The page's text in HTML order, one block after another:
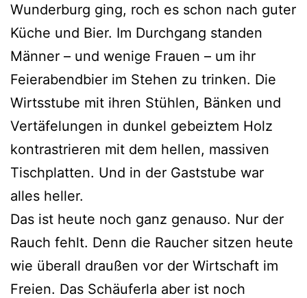
Wunderburg ging, roch es schon nach guter
Küche und Bier. Im Durchgang standen
Männer – und wenige Frauen – um ihr
Feierabendbier im Stehen zu trinken. Die
Wirtsstube mit ihren Stühlen, Bänken und
Vertäfelungen in dunkel gebeiztem Holz
kontrastrieren mit dem hellen, massiven
Tischplatten. Und in der Gaststube war
alles heller.
Das ist heute noch ganz genauso. Nur der
Rauch fehlt. Denn die Raucher sitzen heute
wie überall draußen vor der Wirtschaft im
Freien. Das Schäuferla aber ist noch